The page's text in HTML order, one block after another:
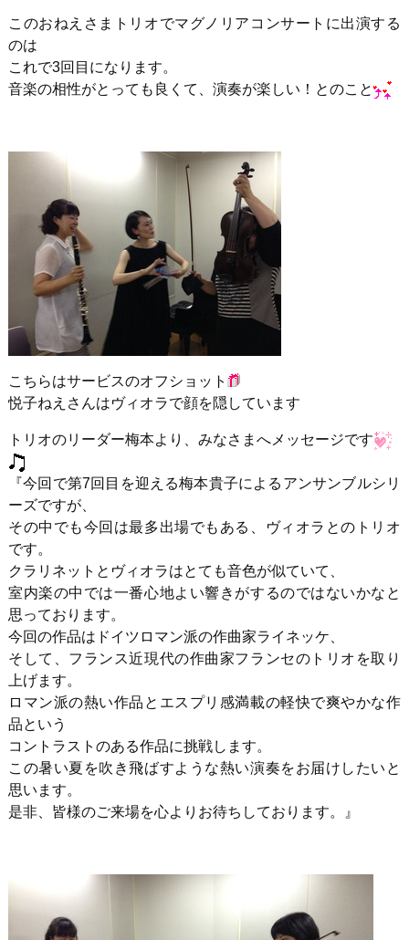
このおねえさまトリオでマグノリアコンサートに出演する
のは
これで3回目になります。
音楽の相性がとっても良くて、演奏が楽しい！とのこと
こちらはサービスのオフショット
悦子ねえさんはヴィオラで顔を隠しています
トリオのリーダー梅本より、みなさまへメッセージです
『今回で第7回目を迎える梅本貴子によるアンサンブルシリ
ーズですが、
その中でも今回は最多出場でもある、ヴィオラとのトリオ
です。
クラリネットとヴィオラはとても音色が似ていて、
室内楽の中では一番心地よい響きがするのではないかなと
思っております。
今回の作品はドイツロマン派の作曲家ライネッケ、
そして、フランス近現代の作曲家フランセのトリオを取り
上げます。
ロマン派の熱い作品とエスプリ感満載の軽快で爽やかな作
品という
コントラストのある作品に挑戦します。
この暑い夏を吹き飛ばすような熱い演奏をお届けしたいと
思います。
是非、皆様のご来場を心よりお待ちしております。』